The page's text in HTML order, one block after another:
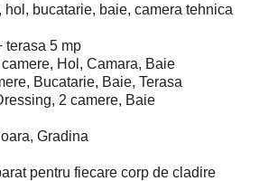
hol, bucatarie, baie, camera tehnica
terasa 5 mp
Hol, Camara, Baie
Bucatarie, Baie, Terasa
2 camere, Baie
Gradina
pentru fiecare corp de cladire